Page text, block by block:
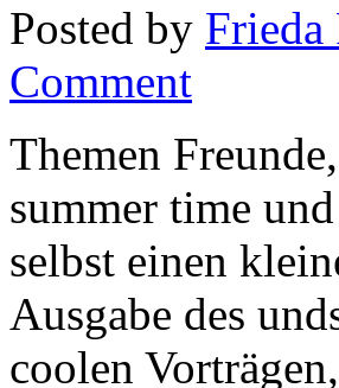
Posted by Frieda
Comment
Themen
summer time
selbst einen
Ausgabe des
coolen